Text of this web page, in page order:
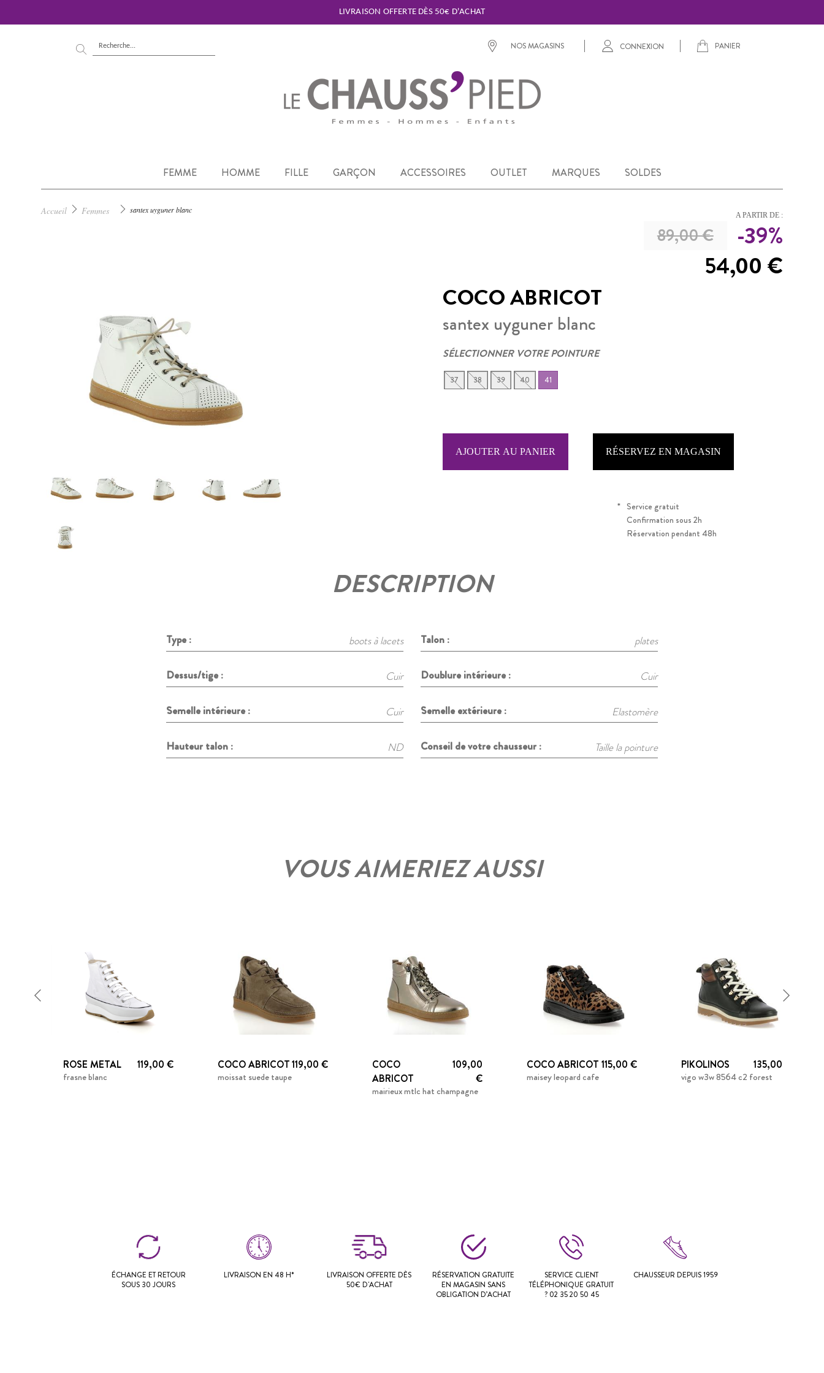
LIVRAISON OFFERTE DÈS 50€ D'ACHAT
NOS MAGASINS CONNEXION PANIER
FEMME HOMME FILLE GARÇON ACCESSOIRES OUTLET MARQUES SOLDES
Accueil Femmes santex uyguner blanc
COCO ABRICOT
santex uyguner blanc
SÉLECTIONNER VOTRE POINTURE
37 38 39 40 41
RÉSERVEZ EN MAGASIN
* Service gratuit
Confirmation sous 2h
Réservation pendant 48h
A PARTIR DE :
-39%
89,00 €
54,00 €
DESCRIPTION
Type : boots à lacets Talon : plates
Dessus/tige : Cuir Doublure intérieure : Cuir
Semelle intérieure : Cuir Semelle extérieure : Elastomère
Hauteur talon : ND Conseil de votre chausseur : Taille la pointure
VOUS AIMERIEZ AUSSI
ROSE METAL 119,00 €
frasne blanc
COCO ABRICOT119,00 €
moissat suede taupe
COCO
ABRICOT
109,00
€
mairieux mtlc hat champagne
COCO ABRICOT 115,00 €
maisey leopard cafe
PIKOLINOS 135,00 €
vigo w3w 8564 c2 forest
ÉCHANGE ET RETOUR
SOUS 30 JOURS
LIVRAISON EN 48 H*
LIVRAISON OFFERTE DÈS
50€ D'ACHAT
RÉSERVATION GRATUITE
EN MAGASIN SANS
OBLIGATION D’ACHAT
SERVICE CLIENT
TÉLÉPHONIQUE GRATUIT
? 02 35 20 50 45
CHAUSSEUR DEPUIS 1959